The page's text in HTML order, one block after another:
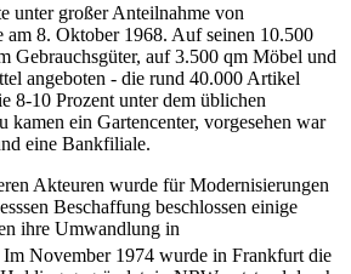
unter großer Anteilnahme von
am 8. Oktober 1968. Auf seinen 10.500
Gebrauchsgüter, auf 3.500 qm Möbel und
angeboten - die rund 40.000 Artikel
8-10 Prozent unter dem üblichen
kamen ein Gartencenter, vorgesehen war
eine Bankfiliale.
Akteuren wurde für Modernisierungen
Beschaffung beschlossen einige
ihre Umwandlung in
Im November 1974 wurde in Frankfurt die